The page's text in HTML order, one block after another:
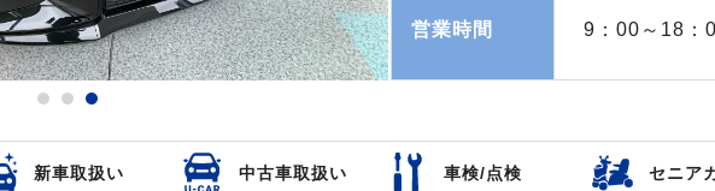
営業時間 9：00～18：
新車取扱い 中古車取扱い 車検/点検 セニア